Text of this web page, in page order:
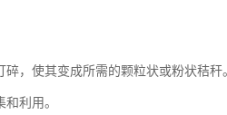
，使其变成所需的颗粒状或粉状秸秆
利用。